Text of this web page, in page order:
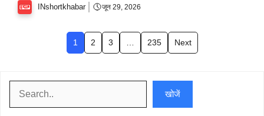
INshortkhabar जून 29, 2026
1 2 3 235 Next
खोजें